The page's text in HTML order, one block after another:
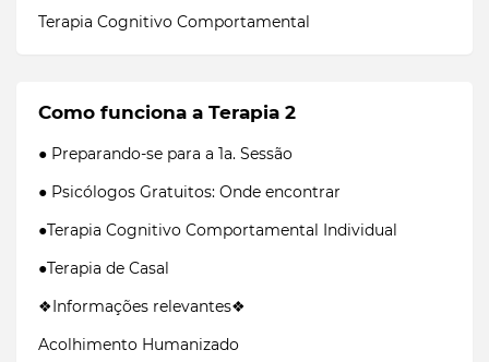
Terapia Cognitivo Comportamental
Como funciona a Terapia 2
● Preparando-se para a 1a. Sessão
● Psicólogos Gratuitos: Onde encontrar
●Terapia Cognitivo Comportamental Individual
●Terapia de Casal
❖Informações relevantes❖
Acolhimento Humanizado